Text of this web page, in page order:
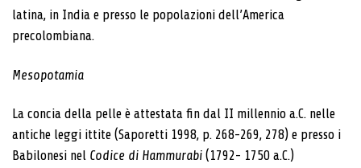
latina, in India e presso le popolazioni dell’America
precolombiana.
Mesopotamia
La concia della pelle è attestata fin dal II millennio a.C. nelle
antiche leggi ittite (Saporetti 1998, p. 268-269, 278) e presso i
Babilonesi nel Codice di Hammurabi (1792- 1750 a.C.)